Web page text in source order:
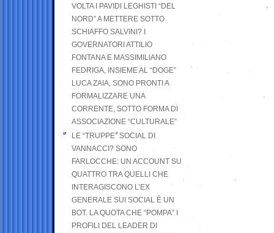
VOLTA I PAVIDI LEGHISTI “DEL
NORD” A METTERE SOTTO
SCHIAFFO SALVINI? I
GOVERNATORI ATTILIO
FONTANA E MASSIMILIANO
FEDRIGA, INSIEME AL “DOGE”
LUCA ZAIA, SONO PRONTI A
FORMALIZZARE UNA
CORRENTE, SOTTO FORMA DI
ASSOCIAZIONE “CULTURALE”
LE “TRUPPE” SOCIAL DI
VANNACCI? SONO
FARLOCCHE: UN ACCOUNT SU
QUATTRO TRA QUELLI CHE
INTERAGISCONO L’EX
GENERALE SUI SOCIAL È UN
BOT. LA QUOTA CHE “POMPA” I
PROFILI DEL LEADER DI